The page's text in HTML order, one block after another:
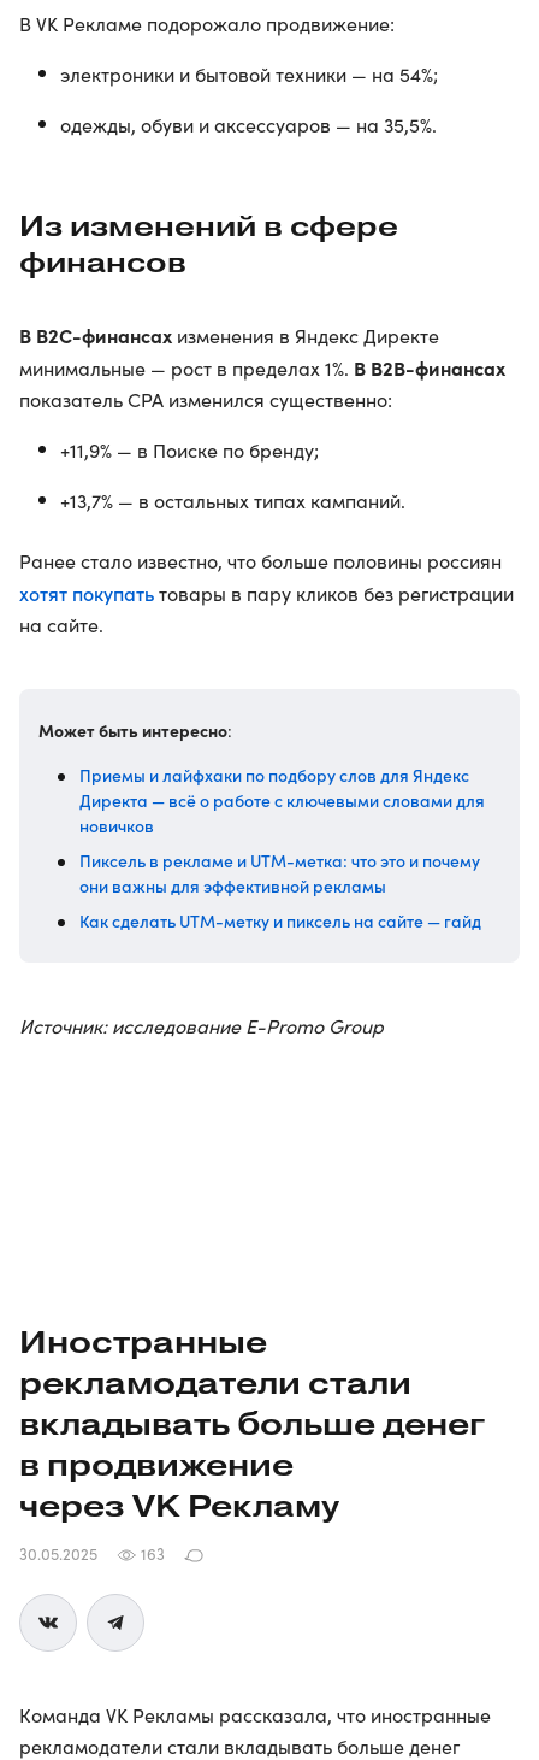
В VK Рекламе подорожало продвижение:
электроники и бытовой техники — на 54%;
одежды, обуви и аксессуаров — на 35,5%.
Из изменений в сфере
финансов
В B2C-финансах изменения в Яндекс Директе
минимальные — рост в пределах 1%. В B2B-финансах
показатель CPA изменился существенно:
+11,9% — в Поиске по бренду;
+13,7% — в остальных типах кампаний.
Ранее стало известно, что больше половины россиян
хотят покупатьтовары в пару кликов без регистрации
на сайте.
Может быть интересно:
Приемы и лайфхаки по подбору слов для Яндекс
Директа — всё о работе с ключевыми словами для
новичков
Пиксель в рекламе и UTM-метка: что это и почему
они важны для эффективной рекламы
Как сделать UTM-метку и пиксель на сайте — гайд
Источник: исследование E-Promo Group
Иностранные
рекламодатели стали
вкладывать больше денег
в продвижение
через VK Рекламу
30.05.2025 163
Команда VK Рекламы рассказала, что иностранные
рекламодатели стали вкладывать больше денег